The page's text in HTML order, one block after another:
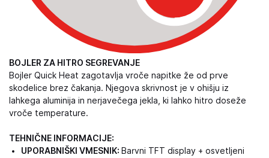
BOJLER ZA HITRO SEGREVANJE
Bojler Quick Heat zagotavlja vroče napitke že od prve
skodelice brez čakanja. Njegova skrivnost je v ohišju iz
lahkega aluminija in nerjavečega jekla, ki lahko hitro doseže
vroče temperature.
TEHNIČNE INFORMACIJE:
UPORABNIŠKI VMESNIK: Barvni TFT display + osvetljeni